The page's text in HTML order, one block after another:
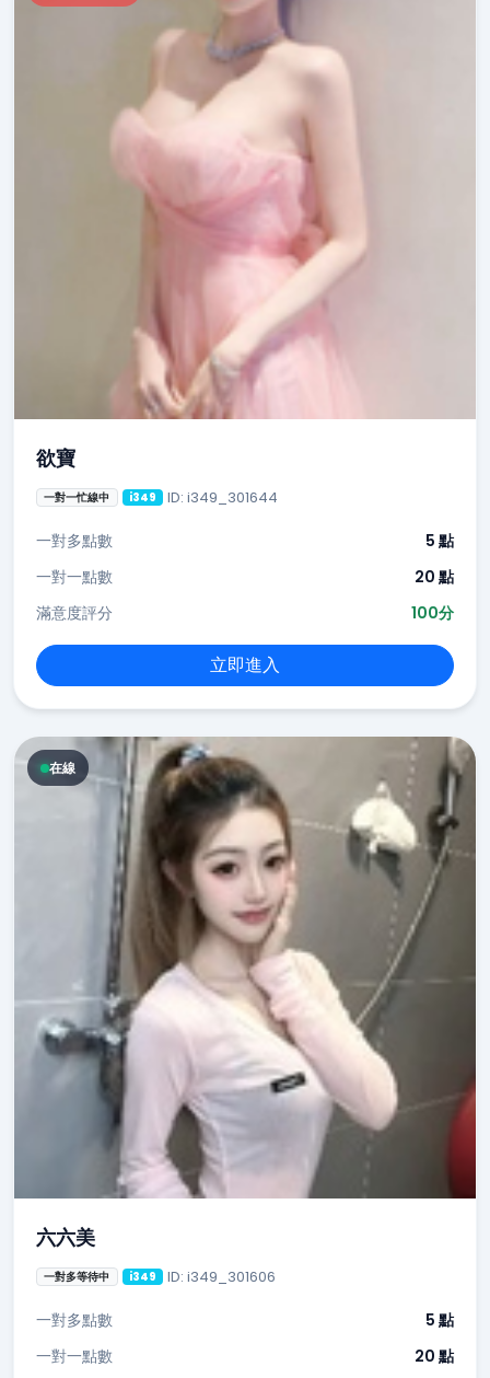
欲寶
一對一忙線中 i349 ID: i349_301644
一對多點數
5 點
一對一點數
20 點
滿意度評分
100分
立即進入
在線
六六美
一對多等待中 i349 ID: i349_301606
一對多點數
5 點
一對一點數
20 點